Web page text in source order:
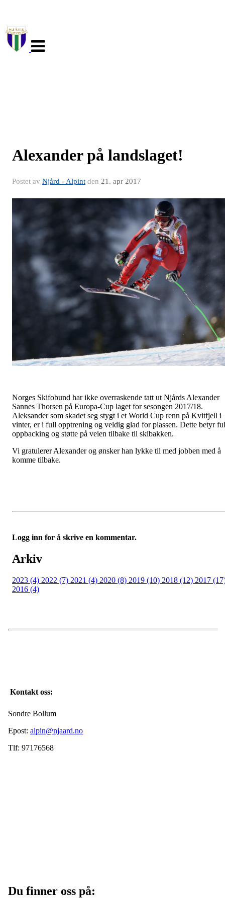
navigasjon
Alexander på landslaget!
Postet av Njård - Alpint den 21. apr 2017
Norges Skifobund har ikke overraskende tatt ut Njårds Alexander
Sannes Thorsen på Europa-Cup laget for sesongen 2017/18.
Aleksander som skadet seg stygt i et World Cup renn på Kvitfjell i
vinter, er i full opptrening og veldig glad for plassen. Dette betyr
oppbacking og støtte på veien tilbake til skibakken.
Vi gratulerer Alexander og ønsker han lykke til med jobben med å
komme tilbake.
Logg inn for å skrive en kommentar.
Arkiv
2023 (4) 2022 (7) 2021 (4) 2020 (8) 2019 (10) 2018 (12) 2017
2016 (4)
Kontakt oss:
Sondre Bollum
Epost: alpin@njaard.no
Tlf: 97176568
Du finner oss på: